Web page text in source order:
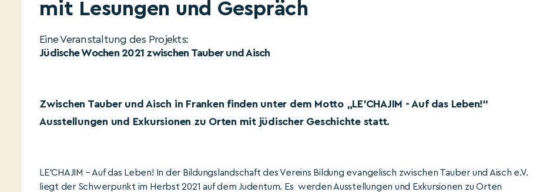
mit Lesungen und Gespräch
Eine Veranstaltung des Projekts:
Jüdische Wochen 2021 zwischen Tauber und Aisch
Zwischen Tauber und Aisch in Franken finden unter dem Motto „LE'CHAJIM - Auf das Leben!“
Ausstellungen und Exkursionen zu Orten mit jüdischer Geschichte statt.
LE’CHAJIM – Auf das Leben! In der Bildungslandschaft des Vereins Bildung evangelisch zwischen Tauber und Aisch e.V.
liegt der Schwerpunkt im Herbst 2021 auf dem Judentum. Es werden Ausstellungen und Exkursionen zu Orten